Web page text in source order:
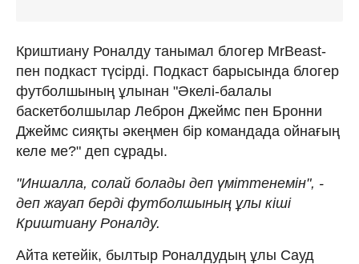
Криштиану Роналду танымал блогер MrBeast-
пен подкаст түсірді. Подкаст барысында блогер
футболшының ұлынан "Әкелі-балалы
баскетболшылар Леброн Джеймс пен Бронни
Джеймс сияқты әкеңмен бір командада ойнағың
келе ме?" деп сұрады.
"Иншалла, солай болады деп үміттенемін", -
деп жауап берді футболшының ұлы кіші
Криштиану Роналду.
Айта кетейік, былтыр Роналдудың ұлы Сауд